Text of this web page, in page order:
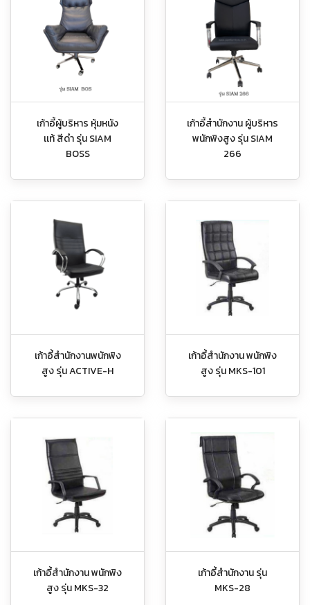
เก้าอี้ผู้บริหาร หุ้มหนัง
เเท้ สีดำ รุ่น SIAM
BOSS
เก้าอี้สำนักงาน ผู้บริหาร
พนักพิงสูง รุ่น SIAM
266
เก้าอี้สำนักงานพนักพิง
สูง รุ่น ACTIVE-H
เก้าอี้สำนักงาน พนักพิง
สูง รุ่น MKS-101
เก้าอี้สำนักงาน พนักพิง
สูง รุ่น MKS-32
เก้าอี้สำนักงาน รุ่น
MKS-28